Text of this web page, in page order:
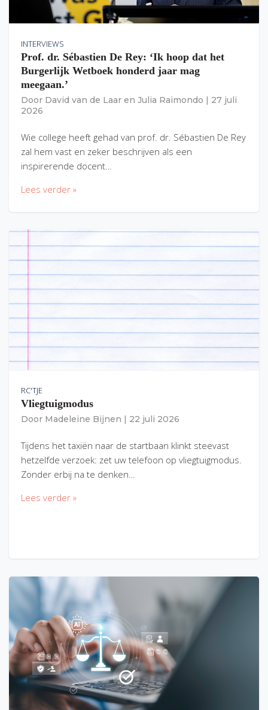
INTERVIEWS
Prof. dr. Sébastien De Rey: ‘Ik hoop dat het
Burgerlijk Wetboek honderd jaar mag
meegaan.’
Door David van de Laar en Julia Raimondo
27 juli
2026
Wie college heeft gehad van prof. dr. Sébastien De Rey
zal hem vast en zeker beschrijven als een
inspirerende docent…
Lees verder »
RC'TJE
Vliegtuigmodus
Door Madeleine Bijnen 22 juli 2026
Tijdens het taxiën naar de startbaan klinkt steevast
hetzelfde verzoek: zet uw telefoon op vliegtuigmodus.
Zonder erbij na te denken…
Lees verder »